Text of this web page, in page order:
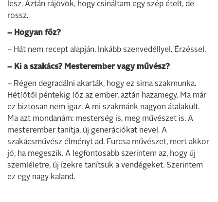
lesz. Aztán rájövök, hogy csináltam egy szép ételt, de
rossz.
– Hogyan főz?
– Hát nem recept alapján. Inkább szenvedéllyel. Érzéssel.
– Ki a szakács? Mesterember vagy művész?
– Régen degradálni akarták, hogy ez sima szakmunka.
Hétfőtől péntekig főz az ember, aztán hazamegy. Ma már
ez biztosan nem igaz. A mi szakmánk nagyon átalakult.
Ma azt mondanám: mesterség is, meg művészet is. A
mesterember tanítja, új generációkat nevel. A
szakácsművész élményt ad. Furcsa művészet, mert akkor
jó, ha megeszik. A legfontosabb szerintem az, hogy új
szemléletre, új ízekre tanítsuk a vendégeket. Szerintem
ez egy nagy kaland.